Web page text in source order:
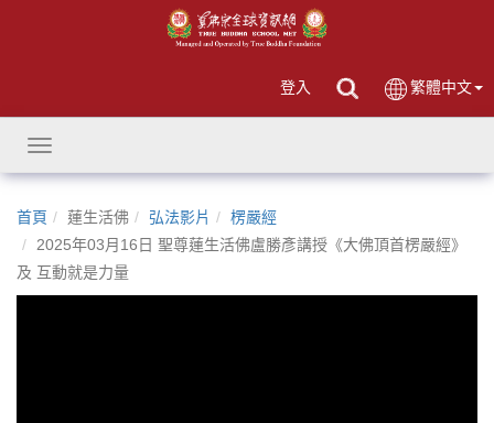
登入 繁體中文
Toggle
navigation
首頁 蓮生活佛 弘法影片
楞嚴經
2025年03月16日 聖尊蓮生活佛盧勝彥講授《大佛頂首楞嚴經》
及 互動就是力量